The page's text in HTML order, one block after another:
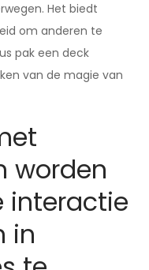
Het biedt
om anderen te
pak een deck
van de magie van
worden
interactie
in